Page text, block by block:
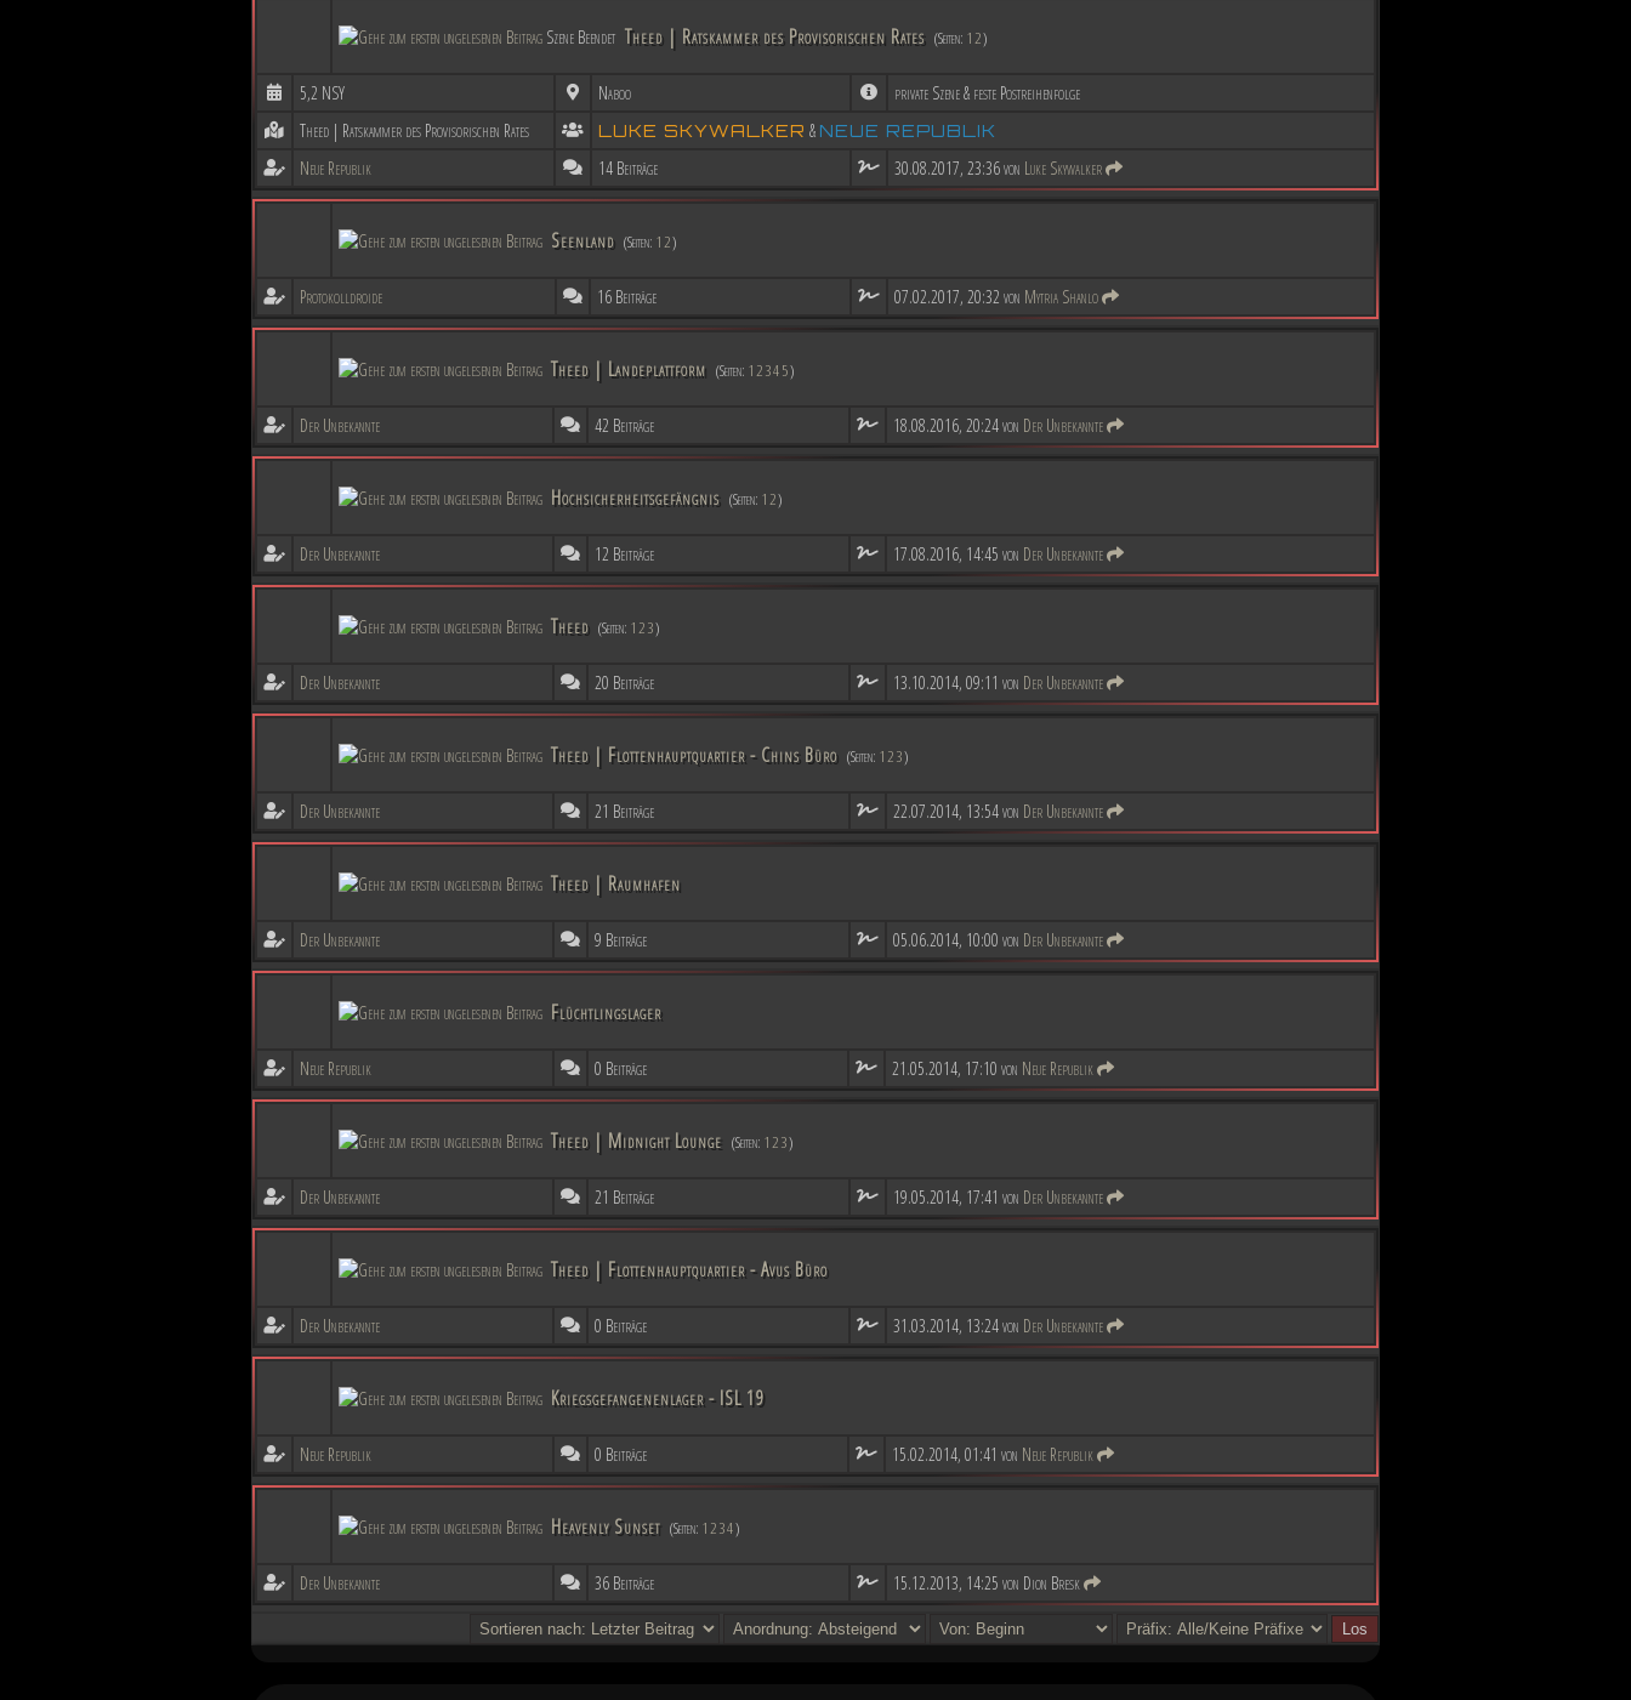
Szene Beendet Theed | Ratskammer des Provisorischen Rates (Seiten: 12)
5,2 NSY Naboo
private Szene & feste Postreihenfolge
Theed | Ratskammer des Provisorischen Rates
LUKE SKYWALKER & NEUE REPUBLIK
Neue Republik 14 Beiträge 30.08.2017, 23:36 von Luke Skywalker
Seenland (Seiten: 12)
Protokolldroide 16 Beiträge 07.02.2017, 20:32 von Mytria Shanlo
Theed | Landeplattform (Seiten: 12345)
Der Unbekannte 42 Beiträge 18.08.2016, 20:24 von Der Unbekannte
Hochsicherheitsgefängnis (Seiten: 12)
Der Unbekannte 12 Beiträge 17.08.2016, 14:45 von Der Unbekannte
Theed (Seiten: 123)
Der Unbekannte 20 Beiträge 13.10.2014, 09:11 von Der Unbekannte
Theed | Flottenhauptquartier - Chins Büro (Seiten: 123)
Der Unbekannte 21 Beiträge 22.07.2014, 13:54 von Der Unbekannte
Theed | Raumhafen
Der Unbekannte 9 Beiträge 05.06.2014, 10:00 von Der Unbekannte
Flüchtlingslager
Neue Republik 0 Beiträge 21.05.2014, 17:10 von Neue Republik
Theed | Midnight Lounge (Seiten: 123)
Der Unbekannte 21 Beiträge 19.05.2014, 17:41 von Der Unbekannte
Theed | Flottenhauptquartier - Avus Büro
Der Unbekannte 0 Beiträge 31.03.2014, 13:24 von Der Unbekannte
Kriegsgefangenenlager - ISL 19
Neue Republik 0 Beiträge 15.02.2014, 01:41 von Neue Republik
Heavenly Sunset (Seiten: 1234)
Der Unbekannte 36 Beiträge 15.12.2013, 14:25 von Dion Bresk